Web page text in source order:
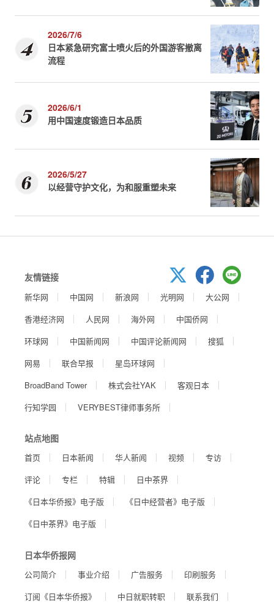
2026/7/6
日本紧急研究富士喷火后的外国游客撤离
流程
2026/6/1
用中国速度锻造日本品质
2026/5/27
以经营守护文化，为和服重塑未来
友情链接
新华网 中国网 新浪网 光明网
大公网
香港经济网
人民网 海外网
中国侨网
环球网
中国新闻网 中国评论新闻网
搜狐
网易
联合早报
星岛环球网
BroadBand Tower
株式会社YAK
客观日本
行知学园
VERYBEST律师事务所
站点地图
首页 日本新闻 华人新闻 视频
专访
评论
专栏 特辑
日中茶界
《日本华侨报》电子版
《日中经营者》电子版
《日中茶界》电子版
日本华侨报网
公司简介 事业介绍 广告服务
印刷服务
订阅《日本华侨报》
中日就职转职 联系我们